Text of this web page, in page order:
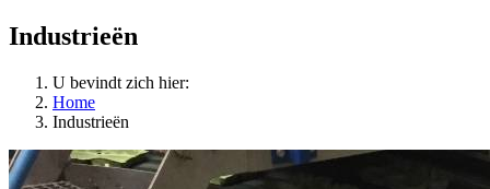
Industrieën
U bevindt zich hier:
Home
Industrieën